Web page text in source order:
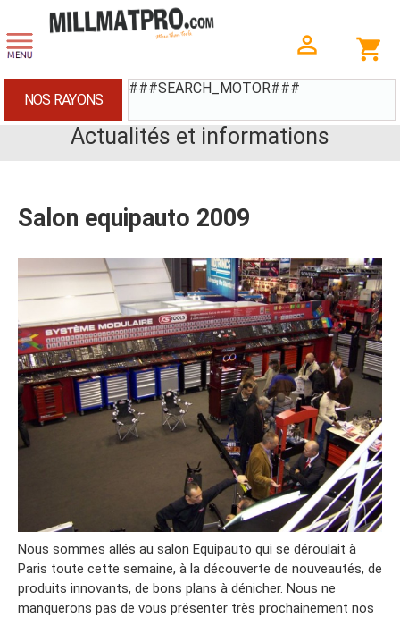
###SEARCH_MOTOR###
NOS RAYONS
Actualités et informations
Salon equipauto 2009
Nous sommes allés au salon Equipauto qui se déroulait à
Paris toute cette semaine, à la découverte de nouveautés, de
produits innovants, de bons plans à dénicher. Nous ne
manquerons pas de vous présenter très prochainement nos